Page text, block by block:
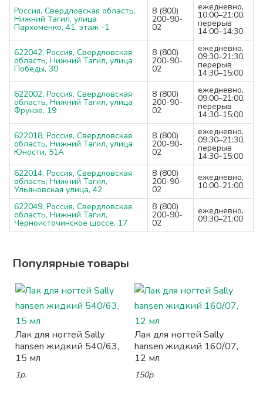
Россия, Свердловская область,
Нижний Тагил, улица
Пархоменко, 41, этаж -1
8 (800)
200-90-
02
ежедневно,
10:00–21:00,
перерыв
14:00–14:30
622042, Россия, Свердловская
область, Нижний Тагил, улица
Победы, 30
8 (800)
200-90-
02
ежедневно,
09:30–21:30,
перерыв
14:30–15:00
622002, Россия, Свердловская
область, Нижний Тагил, улица
Фрунзе, 19
8 (800)
200-90-
02
ежедневно,
09:00–21:00,
перерыв
14:30–15:00
622018, Россия, Свердловская
область, Нижний Тагил, улица
Юности, 51А
8 (800)
200-90-
02
ежедневно,
09:30–21:30,
перерыв
14:30–15:00
622014, Россия, Свердловская
область, Нижний Тагил,
Ульяновская улица, 42
8 (800)
200-90-
02
ежедневно,
10:00–21:00
622049, Россия, Свердловская
область, Нижний Тагил,
Черноисточинское шоссе, 17
8 (800)
200-90-
02
ежедневно,
09:30–21:00
Популярные товары
Лак для ногтей Sally
hansen жидкий 540/63,
15 мл
1р.
Лак для ногтей Sally
hansen жидкий 160/07,
12 мл
150р.